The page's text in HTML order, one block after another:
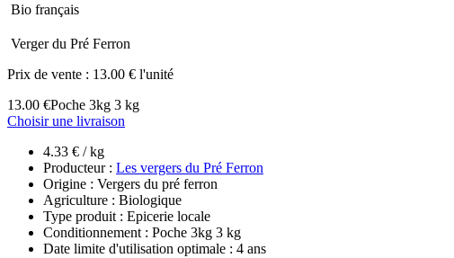
Bio français
Verger du Pré Ferron
Prix de vente : 13.00 € l'unité
13.00 €Poche 3kg 3 kg
Choisir une livraison
4.33 € / kg
Producteur : Les vergers du Pré Ferron
Origine : Vergers du pré ferron
Agriculture : Biologique
Type produit : Epicerie locale
Conditionnement : Poche 3kg 3 kg
Date limite d'utilisation optimale : 4 ans